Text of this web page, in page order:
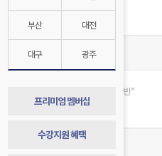
부산 대전
대구 광주
프리미엄 멤버십
수강지원 혜택
종합반 스토리
합격 절대공식, “합격=종합반"
종합반 1년 발자취 기록